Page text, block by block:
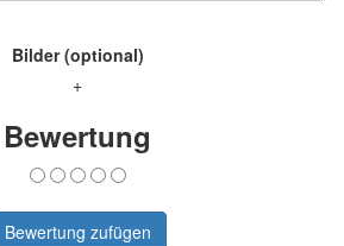
Bilder (optional)
+
Bewertung
Bewertung zufügen